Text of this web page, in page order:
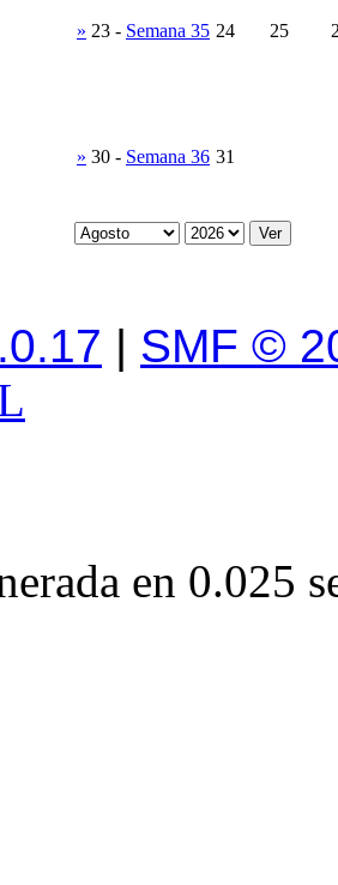
» 23 - Semana 35 24 25
» 30 - Semana 36 31
| SMF ©
en 0.025